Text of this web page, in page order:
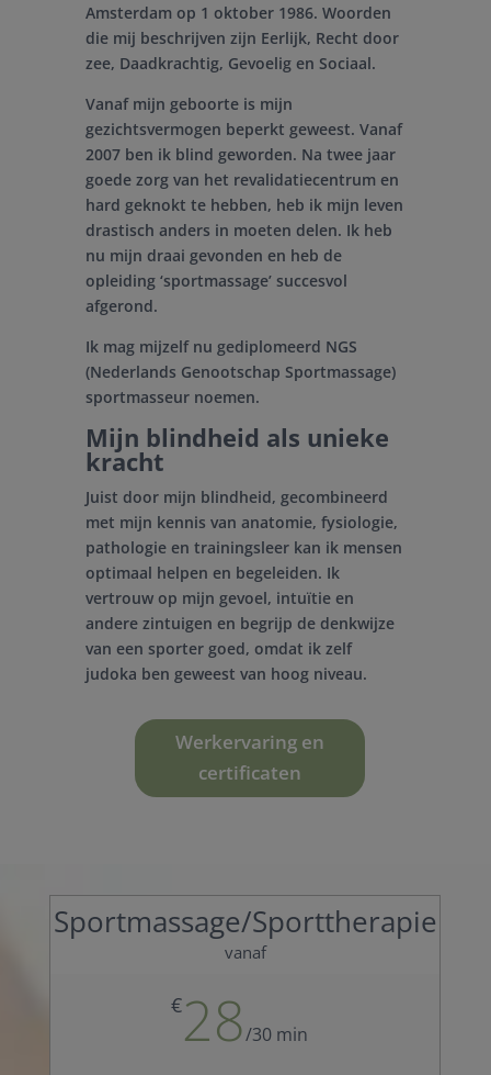
Amsterdam op 1 oktober 1986. Woorden
die mij beschrijven zijn Eerlijk, Recht door
zee, Daadkrachtig, Gevoelig en Sociaal.
Vanaf mijn geboorte is mijn
gezichtsvermogen beperkt geweest. Vanaf
2007 ben ik blind geworden. Na twee jaar
goede zorg van het revalidatiecentrum en
hard geknokt te hebben, heb ik mijn leven
drastisch anders in moeten delen. Ik heb
nu mijn draai gevonden en heb de
opleiding ‘sportmassage’ succesvol
afgerond.
Ik mag mijzelf nu gediplomeerd NGS
(Nederlands Genootschap Sportmassage)
sportmasseur noemen.
Mijn blindheid als unieke
kracht
Juist door mijn blindheid, gecombineerd
met mijn kennis van anatomie, fysiologie,
pathologie en trainingsleer kan ik mensen
optimaal helpen en begeleiden. Ik
vertrouw op mijn gevoel, intuïtie en
andere zintuigen en begrijp de denkwijze
van een sporter goed, omdat ik zelf
judoka ben geweest van hoog niveau.
Werkervaring en
certificaten
Sportmassage/Sporttherapie
vanaf
€28/30 min